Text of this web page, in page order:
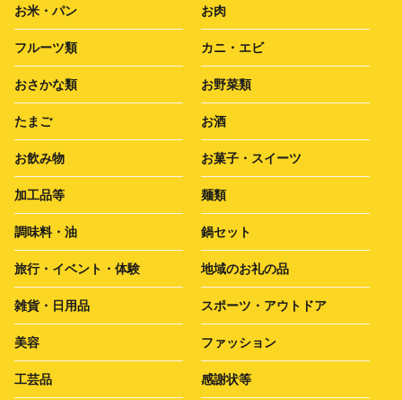
お米・パン お肉
フルーツ類 カニ・エビ
おさかな類 お野菜類
たまご お酒
お飲み物 お菓子・スイーツ
加工品等 麺類
調味料・油 鍋セット
旅行・イベント・体験 地域のお礼の品
雑貨・日用品 スポーツ・アウトドア
美容 ファッション
工芸品 感謝状等